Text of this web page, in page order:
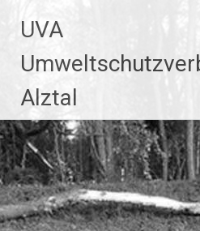
InhaltUVA
Alztal